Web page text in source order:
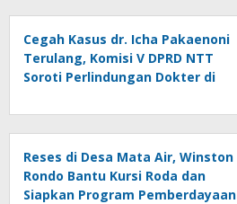
Cegah Kasus dr. Icha Pakaenoni
Terulang, Komisi V DPRD NTT
Soroti Perlindungan Dokter di
Reses di Desa Mata Air, Winston
Rondo Bantu Kursi Roda dan
Siapkan Program Pemberdayaan